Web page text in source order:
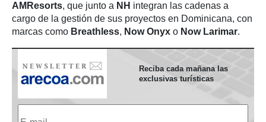
AMResorts, que junto a NH integran las cadenas a
cargo de la gestión de sus proyectos en Dominicana, con
marcas como Breathless, Now Onyx o Now Larimar.
Reciba cada mañana las
exclusivas turísticas